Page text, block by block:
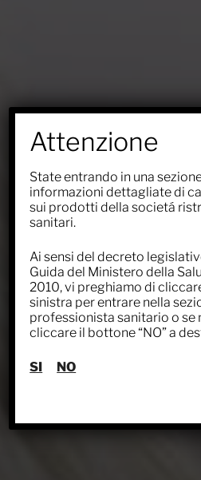
Attenzione
State entrando in una
informazioni dettagliate di
sui prodotti della societá
sanitari.
Ai sensi del decreto
Guida del Ministero della
2010, vi preghiamo di
sinistra per entrare nella
professionista sanitario o se
cliccare il bottone “NO” a
SI NO